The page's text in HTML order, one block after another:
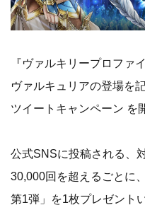
『ヴァルキリープロファ
ヴァルキュリアの登場を
ツイートキャンペーン を
公式SNSに投稿される、
30,000回を超えるごとに
第1弾」を1枚プレゼント